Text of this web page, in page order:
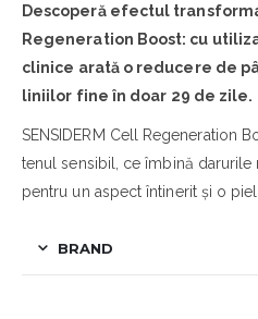
Descoperă efectul
Regeneration Boost: cu
clinice arată o reducere de
liniilor fine în doar 29 de zile.
SENSIDERM Cell Regeneration
tenul sensibil, ce îmbină darurile
pentru un aspect întinerit și o
BRAND